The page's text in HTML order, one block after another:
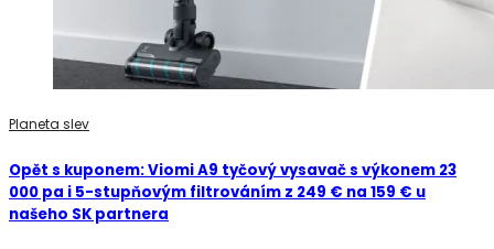
Planeta slev
Opět s kuponem: Viomi A9 tyčový vysavač s výkonem 23
000 pa i 5-stupňovým filtrováním z 249 € na 159 € u
našeho SK partnera